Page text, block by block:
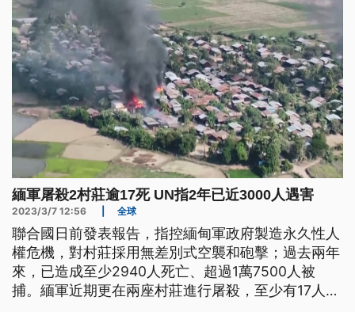
緬軍屠殺2村莊逾17死 UN指2年已近3000人遇害
2023/3/7 12:56 全球
聯合國日前發表報告，指控緬甸軍政府製造永久性人
權危機，對村莊採用無差別式空襲和砲擊；過去兩年
來，已造成至少2940人死亡、超過1萬7500人被
捕。緬軍近期更在兩座村莊進行屠殺，至少有17人遇